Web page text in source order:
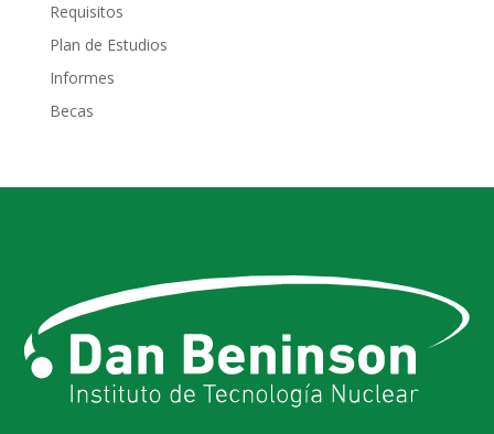
Requisitos
Plan de Estudios
Informes
Becas